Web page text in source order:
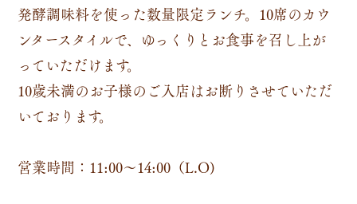
発酵調味料を使った数量限定ランチ。10席のカウ
ンタースタイルで、ゆっくりとお食事を召し上が
っていただけます。
10歳未満のお子様のご入店はお断りさせていただ
いております。
営業時間：11:00～14:00（L.O)